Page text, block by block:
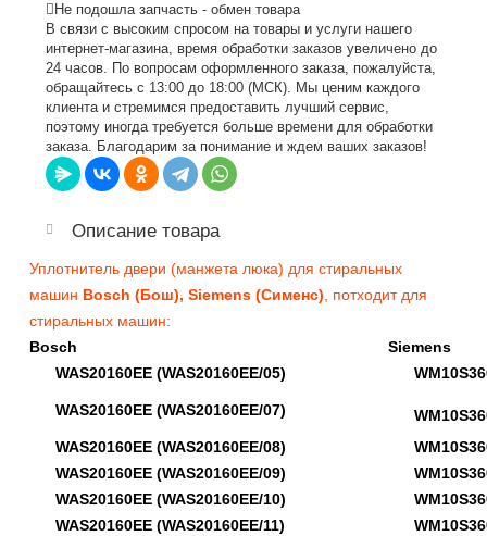
Не подошла запчасть - обмен товара
В связи с высоким спросом на товары и услуги нашего
интернет-магазина, время обработки заказов увеличено до
24 часов. По вопросам оформленного заказа, пожалуйста,
обращайтесь с 13:00 до 18:00 (МСК). Мы ценим каждого
клиента и стремимся предоставить лучший сервис,
поэтому иногда требуется больше времени для обработки
заказа. Благодарим за понимание и ждем ваших заказов!
Описание товара
Уплотнитель двери (манжета люка) для стиральных
машин Bosch (Бош), Siemens (Сименс), потходит для
стиральных машин:
Bosch
Siemens
WAS20160EE (WAS20160EE/05)
WAS20160EE (WAS20160EE/07)
WAS20160EE (WAS20160EE/08)
WAS20160EE (WAS20160EE/09)
WAS20160EE (WAS20160EE/10)
WAS20160EE (WAS20160EE/11)